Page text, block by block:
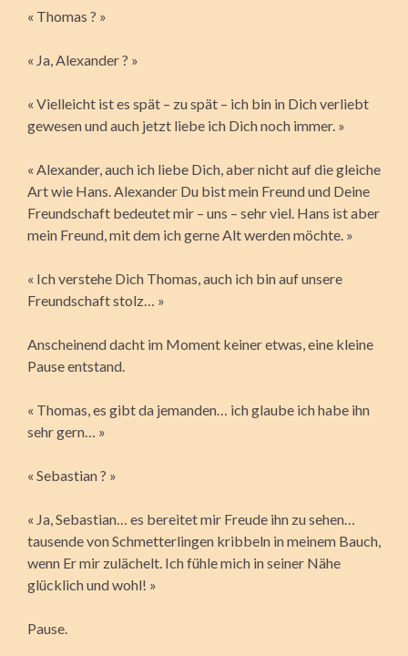
« Thomas ? »
« Ja, Alexander ? »
« Vielleicht ist es spät – zu spät – ich bin in Dich verliebt
gewesen und auch jetzt liebe ich Dich noch immer. »
« Alexander, auch ich liebe Dich, aber nicht auf die gleiche
Art wie Hans. Alexander Du bist mein Freund und Deine
Freundschaft bedeutet mir – uns – sehr viel. Hans ist aber
mein Freund, mit dem ich gerne Alt werden möchte. »
« Ich verstehe Dich Thomas, auch ich bin auf unsere
Freundschaft stolz… »
Anscheinend dacht im Moment keiner etwas, eine kleine
Pause entstand.
« Thomas, es gibt da jemanden… ich glaube ich habe ihn
sehr gern… »
« Sebastian ? »
« Ja, Sebastian… es bereitet mir Freude ihn zu sehen…
tausende von Schmetterlingen kribbeln in meinem Bauch,
wenn Er mir zulächelt. Ich fühle mich in seiner Nähe
glücklich und wohl! »
Pause.